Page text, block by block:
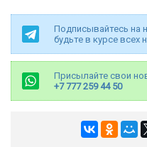
Подписывайтесь на
будьте в курсе всех
Присылайте свои
+7 777 259 44 50